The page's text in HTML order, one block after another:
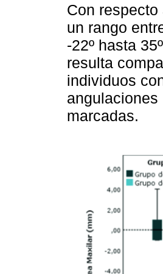
Con
un rango
-22º hasta
resulta
individuos
marcadas.